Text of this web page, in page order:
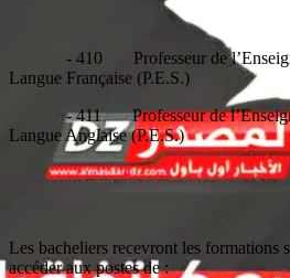
- 410 Professeur de
Langue Française (P.E.S.)
- 411 Professeur de
Langue Anglaise (P.E.S.)
Les bacheliers recevront les formations
accéder aux postes de :